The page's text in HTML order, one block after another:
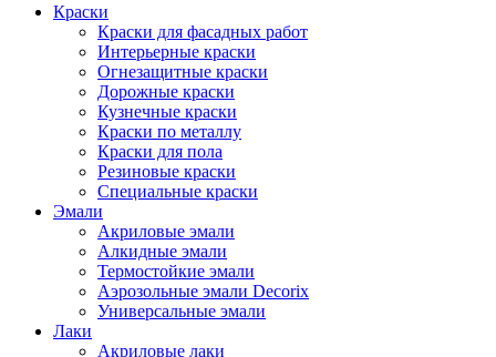
Краски
Краски для фасадных работ
Интерьерные краски
Огнезащитные краски
Дорожные краски
Кузнечные краски
Краски по металлу
Краски для пола
Резиновые краски
Специальные краски
Эмали
Акриловые эмали
Алкидные эмали
Термостойкие эмали
Аэрозольные эмали Decorix
Универсальные эмали
Лаки
Акриловые лаки